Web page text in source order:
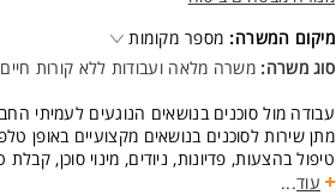
מיקום המשרה: מספר מקומות
סוג משרה: משרה מלאה ועבודות ללא קורות חיים
עבודה מול סוכנים בנושאים הנוגעים לעמיתי
מתן שירות לסוכנים בנושאים מקצועיים באופן
טיפול בהצעות, פדיונות, ניודים, מינוי סוכן,
סריקות, הקמת בקשות ועוד.
עוד...